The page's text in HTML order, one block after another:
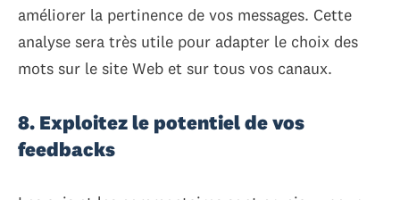
améliorer la pertinence de vos messages. Cette
analyse sera très utile pour adapter le choix des
mots sur le site Web et sur tous vos canaux.
8. Exploitez le potentiel de vos
feedbacks